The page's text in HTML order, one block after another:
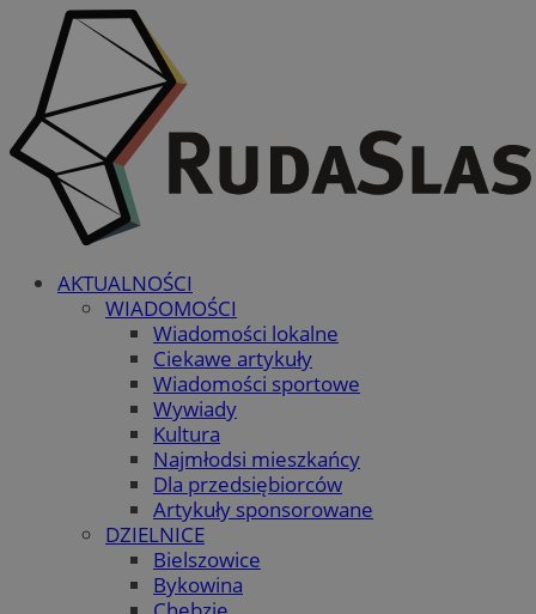
AKTUALNOŚCI
WIADOMOŚCI
Wiadomości lokalne
Ciekawe artykuły
Wiadomości sportowe
Wywiady
Kultura
Najmłodsi mieszkańcy
Dla przedsiębiorców
Artykuły sponsorowane
DZIELNICE
Bielszowice
Bykowina